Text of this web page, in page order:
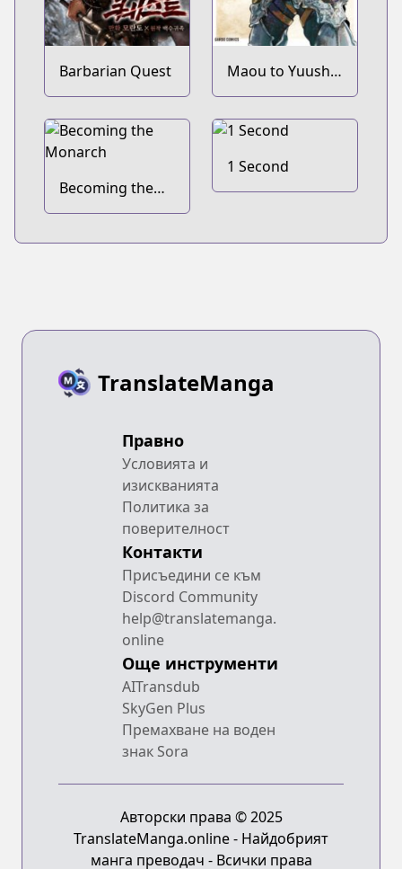
Barbarian Quest
Maou to Yuusha
no Tatakai no
Ura de
Becoming the
Monarch
1 Second
TranslateManga
Правно
Условията и
изискванията
Политика за
поверителност
Контакти
Присъедини се към
Discord Community
help@translatemanga.
online
Още инструменти
AITransdub
SkyGen Plus
Премахване на воден
знак Sora
Авторски права © 2025
TranslateManga.online - Найдобрият
манга преводач - Всички права